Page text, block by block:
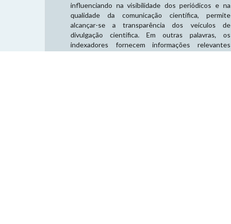
influenciando na visibilidade dos periódicos e na
qualidade da comunicação científica, permite
alcançar-se a transparência dos veículos de
divulgação científica. Em outras palavras, os
indexadores fornecem informações relevantes